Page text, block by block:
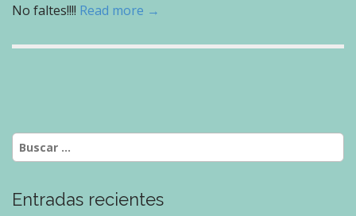
No faltes!!!! Read more →
Buscar:
Entradas recientes